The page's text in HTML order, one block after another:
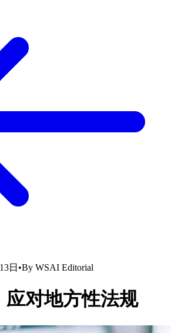
日 •By WSAI Editorial
应对地方性法规